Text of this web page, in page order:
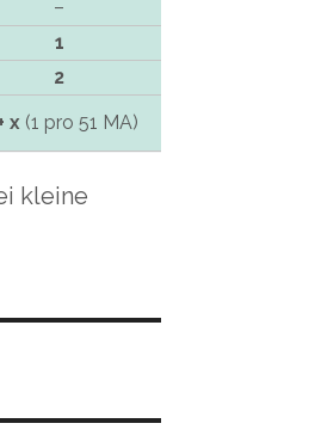
–
1
2
x (1 pro 51 MA)
kleine